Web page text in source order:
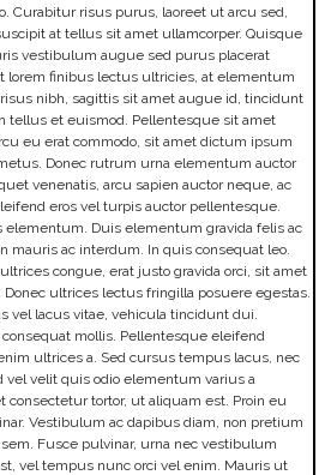
Curabitur risus purus, laoreet ut arcu sed,
at tellus sit amet ullamcorper. Quisque
vestibulum augue sed purus placerat
lorem finibus lectus ultricies, at elementum
nibh, sagittis sit amet augue id, tincidunt
tellus et euismod. Pellentesque sit amet
eu erat commodo, sit amet dictum ipsum
Donec rutrum urna elementum auctor
venenatis, arcu sapien auctor neque, ac
eros vel turpis auctor pellentesque.
Duis elementum gravida felis ac
mauris ac interdum. In quis consequat leo.
congue, erat justo gravida orci, sit amet
ultrices lectus fringilla posuere egestas.
vel lacus vitae, vehicula tincidunt dui.
mollis. Pellentesque eleifend
ultrices a. Sed cursus tempus lacus, nec
velit quis odio elementum varius a
consectetur tortor, ut aliquam est. Proin eu
Vestibulum ac dapibus diam, non pretium
Fusce pulvinar, urna nec vestibulum
vel tempus nunc orci vel enim. Mauris ut